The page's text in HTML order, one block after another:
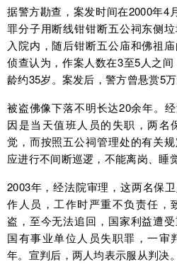
据警方勘查，案发时间在2000年4
罪分子用断线钳钳断五公祠东侧
入院内，随后钳断五公庙和佛祖
侦查认为，作案人数在3至5人之
龄约35岁。案发后，警方曾悬赏5万
被盗佛像下落不明长达20余年。
因是当天值班人员的失职，两名
觉，而按照五公祠管理处的有关
应进行不间断巡逻，不能离岗、睡觉
2003年，经法院审理，这两名保
作人员，工作时严重不负责任，
盗，至今无法追回，国家利益遭
国有事业单位人员失职罪，一审
年。宣判后，两人均表示服从判决。